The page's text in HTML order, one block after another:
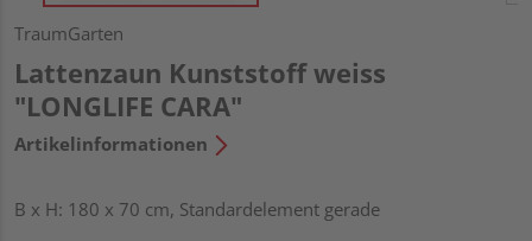
TraumGarten
Lattenzaun Kunststoff weiss
"LONGLIFE CARA"
Artikelinformationen
B x H: 180 x 70 cm, Standardelement gerade